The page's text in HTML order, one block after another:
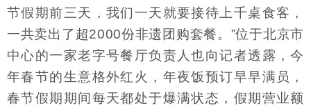
节假期前三天，我们一天就要接待上千桌食客，
一共卖出了超2000份非遗团购套餐。”位于北京市
中心的一家老字号餐厅负责人也向记者透露，今
年春节的生意格外红火，年夜饭预订早早满员，
春节假期期间每天都处于爆满状态，假期营业额